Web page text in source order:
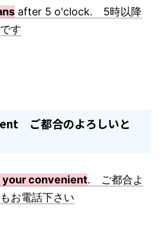
after 5 o'clock. 5時以降
す
ご都合のよろしいと
your convenient. ご都合よ
お電話下さい